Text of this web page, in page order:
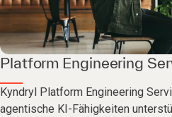
Platform Engineering
Kyndryl Platform Engineering
agentische KI-Fähigkeiten